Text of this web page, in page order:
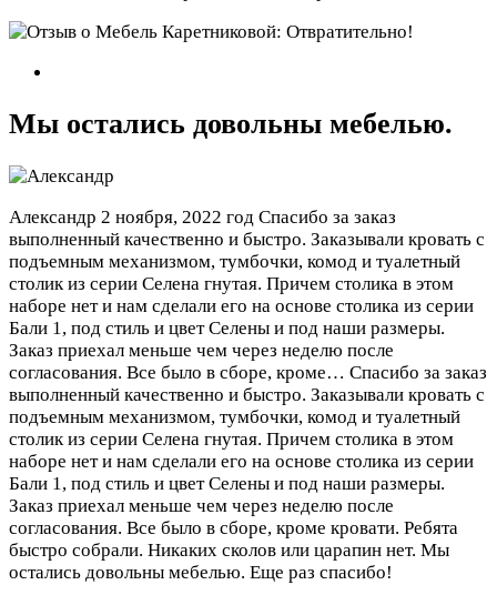
Мы остались довольны мебелью.
Александр 2 ноября, 2022 год Спасибо за заказ
выполненный качественно и быстро. Заказывали кровать с
подъемным механизмом, тумбочки, комод и туалетный
столик из серии Селена гнутая. Причем столика в этом
наборе нет и нам сделали его на основе столика из серии
Бали 1, под стиль и цвет Селены и под наши размеры.
Заказ приехал меньше чем через неделю после
согласования. Все было в сборе, кроме… Спасибо за заказ
выполненный качественно и быстро. Заказывали кровать с
подъемным механизмом, тумбочки, комод и туалетный
столик из серии Селена гнутая. Причем столика в этом
наборе нет и нам сделали его на основе столика из серии
Бали 1, под стиль и цвет Селены и под наши размеры.
Заказ приехал меньше чем через неделю после
согласования. Все было в сборе, кроме кровати. Ребята
быстро собрали. Никаких сколов или царапин нет. Мы
остались довольны мебелью. Еще раз спасибо!